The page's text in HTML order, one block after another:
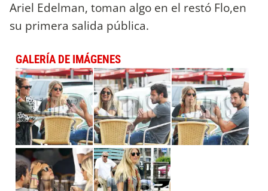
Ariel Edelman, toman algo en el restó Flo,en
su primera salida pública.
GALERÍA DE IMÁGENES